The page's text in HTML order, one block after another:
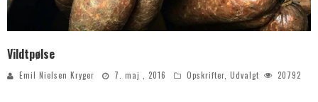
Vildtpølse
Emil Nielsen Kryger 7. maj , 2016 Opskrifter, Udvalgt 20792